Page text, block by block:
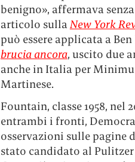
benigno», affermava
articolo sulla New York
può essere applicata a
brucia ancora, uscito due
anche in Italia per
Martinese.
Fountain, classe 1958, nel
entrambi i fronti,
osservazioni sulle pagine
stato candidato al